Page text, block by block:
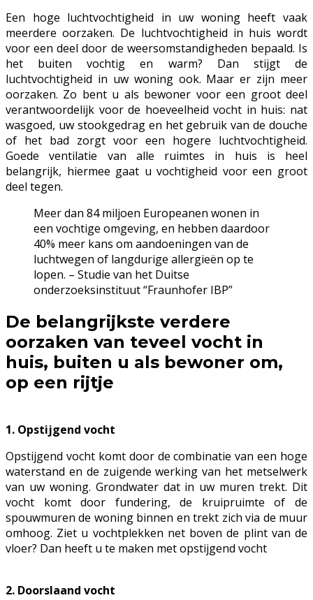
Een hoge luchtvochtigheid in uw woning heeft vaak
meerdere oorzaken. De luchtvochtigheid in huis wordt
voor een deel door de weersomstandigheden bepaald. Is
het buiten vochtig en warm? Dan stijgt de
luchtvochtigheid in uw woning ook. Maar er zijn meer
oorzaken. Zo bent u als bewoner voor een groot deel
verantwoordelijk voor de hoeveelheid vocht in huis: nat
wasgoed, uw stookgedrag en het gebruik van de douche
of het bad zorgt voor een hogere luchtvochtigheid.
Goede ventilatie van alle ruimtes in huis is heel
belangrijk, hiermee gaat u vochtigheid voor een groot
deel tegen.
Meer dan 84 miljoen Europeanen wonen in
een vochtige omgeving, en hebben daardoor
40% meer kans om aandoeningen van de
luchtwegen of langdurige allergieën op te
lopen. – Studie van het Duitse
onderzoeksinstituut “Fraunhofer IBP”
De belangrijkste verdere
oorzaken van teveel vocht in
huis, buiten u als bewoner om,
op een rijtje
1. Opstijgend vocht
Opstijgend vocht komt door de combinatie van een hoge
waterstand en de zuigende werking van het metselwerk
van uw woning. Grondwater dat in uw muren trekt. Dit
vocht komt door fundering, de kruipruimte of de
spouwmuren de woning binnen en trekt zich via de muur
omhoog. Ziet u vochtplekken net boven de plint van de
vloer? Dan heeft u te maken met opstijgend vocht
2. Doorslaand vocht